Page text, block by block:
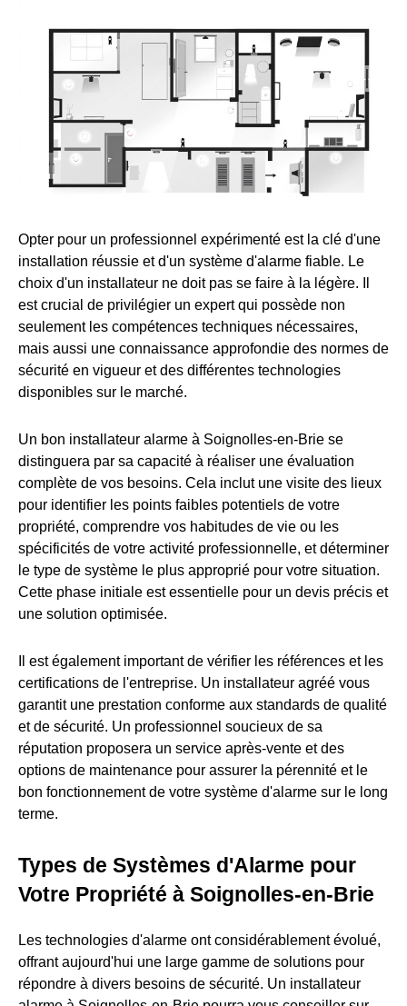
Opter pour un professionnel expérimenté est la clé d'une
installation réussie et d'un système d'alarme fiable. Le
choix d'un installateur ne doit pas se faire à la légère. Il
est crucial de privilégier un expert qui possède non
seulement les compétences techniques nécessaires,
mais aussi une connaissance approfondie des normes de
sécurité en vigueur et des différentes technologies
disponibles sur le marché.
Un bon installateur alarme à Soignolles-en-Brie se
distinguera par sa capacité à réaliser une évaluation
complète de vos besoins. Cela inclut une visite des lieux
pour identifier les points faibles potentiels de votre
propriété, comprendre vos habitudes de vie ou les
spécificités de votre activité professionnelle, et déterminer
le type de système le plus approprié pour votre situation.
Cette phase initiale est essentielle pour un devis précis et
une solution optimisée.
Il est également important de vérifier les références et les
certifications de l'entreprise. Un installateur agréé vous
garantit une prestation conforme aux standards de qualité
et de sécurité. Un professionnel soucieux de sa
réputation proposera un service après-vente et des
options de maintenance pour assurer la pérennité et le
bon fonctionnement de votre système d'alarme sur le long
terme.
Types de Systèmes d'Alarme pour
Votre Propriété à Soignolles-en-Brie
Les technologies d'alarme ont considérablement évolué,
offrant aujourd'hui une large gamme de solutions pour
répondre à divers besoins de sécurité. Un installateur